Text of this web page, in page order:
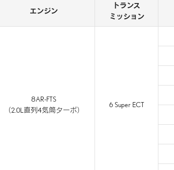
エンジン
トランス
ミッション
8AR-FTS
（2.0L直列4気筒ターボ）
6 Super ECT